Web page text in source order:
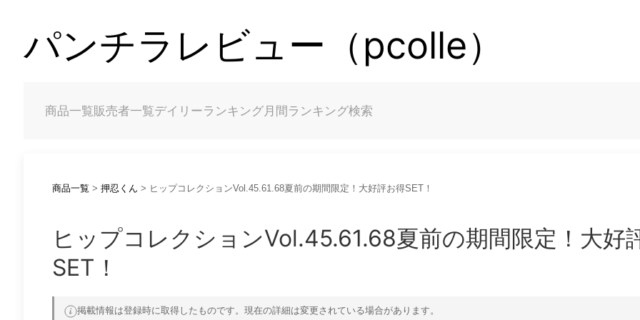
パンチラレビュー（pcolle）
商品一覧販売者一覧デイリーランキング月間ランキング検索
商品一覧 > 押忍くん > ヒップコレクションVol.45.61.68夏前の期間限定！大好評お得SET！
ヒップコレクションVol.45.61.68夏前の期間限定！大好
SET！
掲載情報は登録時に取得したものです。現在の詳細は変更されている場合があります。